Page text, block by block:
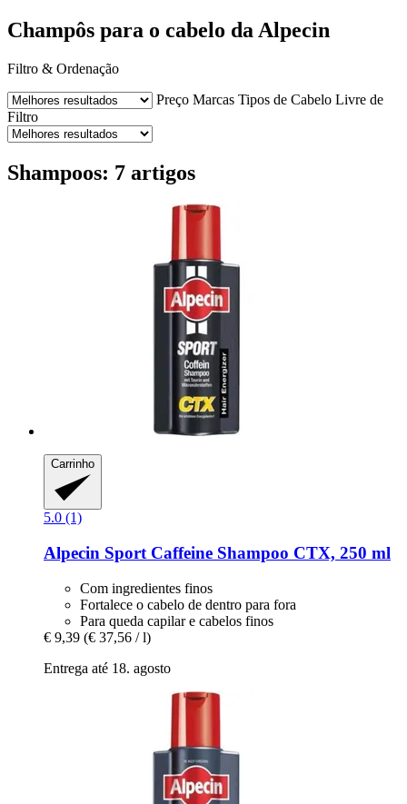
Champôs para o cabelo da Alpecin
Filtro & Ordenação
Preço Marcas Tipos de Cabelo Livre de
Filtro
Shampoos: 7 artigos
Carrinho
5.0 (1)
Alpecin Sport Caffeine Shampoo CTX, 250 ml
Com ingredientes finos
Fortalece o cabelo de dentro para fora
Para queda capilar e cabelos finos
€ 9,39 (€ 37,56 / l)
Entrega até 18. agosto